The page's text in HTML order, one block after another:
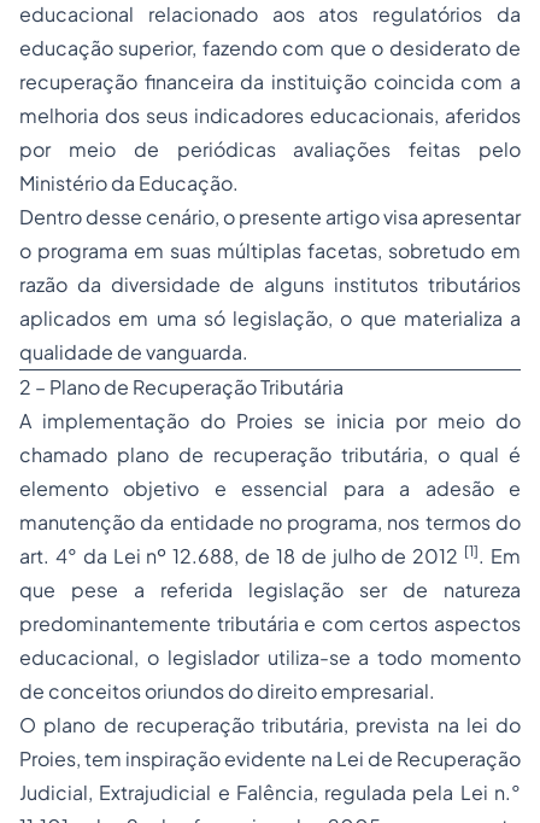
educacional relacionado aos atos regulatórios da
educação superior, fazendo com que o desiderato de
recuperação financeira da instituição coincida com a
melhoria dos seus indicadores educacionais, aferidos
por meio de periódicas avaliações feitas pelo
Ministério da Educação.
Dentro desse cenário, o presente artigo visa apresentar
o programa em suas múltiplas facetas, sobretudo em
razão da diversidade de alguns institutos tributários
aplicados em uma só legislação, o que materializa a
qualidade de vanguarda.
2 – Plano de Recuperação Tributária
A implementação do Proies se inicia por meio do
chamado plano de recuperação tributária, o qual é
elemento objetivo e essencial para a adesão e
manutenção da entidade no programa, nos termos do
art. 4° da Lei nº 12.688, de 18 de julho de 2012 [1]. Em
que pese a referida legislação ser de natureza
predominantemente tributária e com certos aspectos
educacional, o legislador utiliza-se a todo momento
de conceitos oriundos do direito empresarial.
O plano de recuperação tributária, prevista na lei do
Proies, tem inspiração evidente na Lei de Recuperação
Judicial, Extrajudicial e Falência, regulada pela Lei n.°